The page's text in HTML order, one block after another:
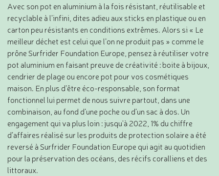
Avec son pot en aluminium à la fois résistant, réutilisable et
recyclable à l’infini, dites adieu aux sticks en plastique ou en
carton peu résistants en conditions extrêmes. Alors si « Le
meilleur déchet est celui que l’on ne produit pas » comme le
prône Surfrider Foundation Europe, pensez à réutiliser votre
pot aluminium en faisant preuve de créativité : boite à bijoux,
cendrier de plage ou encore pot pour vos cosmétiques
maison. En plus d’être éco-responsable, son format
fonctionnel lui permet de nous suivre partout, dans une
combinaison, au fond d’une poche ou d’un sac à dos. Un
engagement qui va plus loin : jusqu'à 2022, 1% du chiffre
d’affaires réalisé sur les produits de protection solaire a été
reversé à Surfrider Foundation Europe qui agit au quotidien
pour la préservation des océans, des récifs coralliens et des
littoraux.